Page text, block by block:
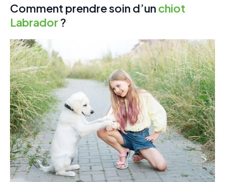
Comment prendre soin d’un chiot
Labrador ?